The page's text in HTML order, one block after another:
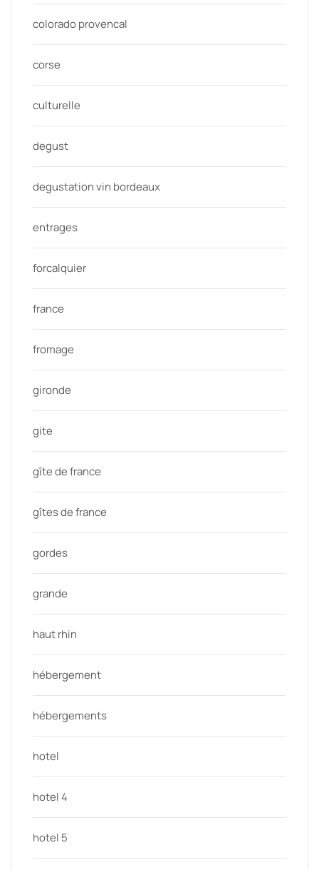
colorado provencal
corse
culturelle
degust
degustation vin bordeaux
entrages
forcalquier
france
fromage
gironde
gite
gîte de france
gîtes de france
gordes
grande
haut rhin
hébergement
hébergements
hotel
hotel 4
hotel 5